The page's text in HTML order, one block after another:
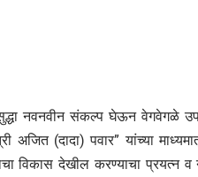
सुद्धा नवनवीन संकल्प घेऊन
(दादा) पवार” यांच्या
विकास देखील करण्याचा प्रयत्न व